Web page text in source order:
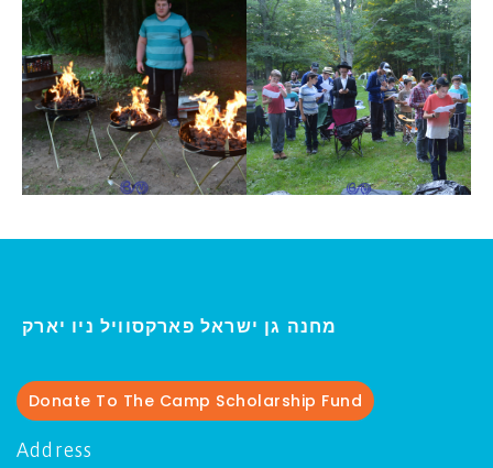
מחנה גן ישראל פארקסוויל ני
Donate To The Camp Scholarship Fund
Address